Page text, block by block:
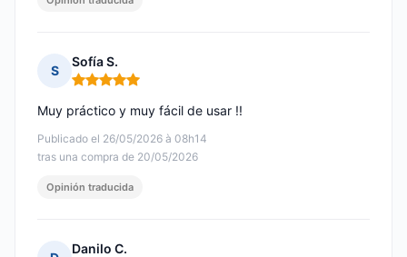
S
Sofía S.
Nota: 5 de 5
Publicado el 26/05/2026 à 08h14
tras una compra de 20/05/2026
Muy práctico y muy fácil de usar !!
Opinión traducida
Danilo C.